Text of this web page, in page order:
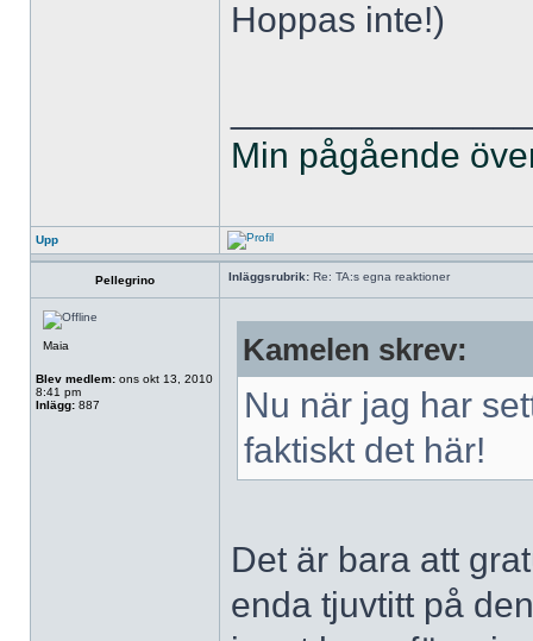
Hoppas inte!)
Min pågående
Upp
Pellegrino Inläggsrubrik: Re: TA:s egna reaktioner
Maia
Blev medlem: ons okt 13, 2010
8:41 pm
Inlägg: 887
Kamelen skrev:
Nu när jag har
faktiskt det här!
Det är bara att
enda tjuvtitt på